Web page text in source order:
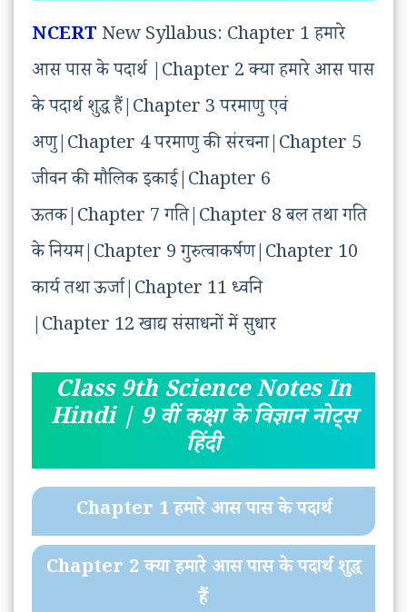
कक्षा विज्ञान 9 Notes विज्ञान कक्षा 9 विज्ञान
हिंदी माध्यम
NCERT New Syllabus: Chapter 1 हमारे
आस पास के पदार्थ |Chapter 2 क्या हमारे आस पास
के पदार्थ शुद्ध हैं|Chapter 3 परमाणु एवं
अणु|Chapter 4 परमाणु की संरचना|Chapter 5
जीवन की मौलिक इकाई|Chapter 6
ऊतक|Chapter 7 गति|Chapter 8 बल तथा गति
के नियम|Chapter 9 गुरुत्वाकर्षण|Chapter 10
कार्य तथा ऊर्जा|Chapter 11 ध्वनि
|Chapter 12 खाद्य संसाधनों में सुधार
Class 9th Science Notes In
Hindi | 9 वीं कक्षा के विज्ञान नोट्स
हिंदी
Chapter 1 हमारे आस पास के पदार्थ
Chapter 2 क्या हमारे आस पास के पदार्थ शुद्ध
हैं